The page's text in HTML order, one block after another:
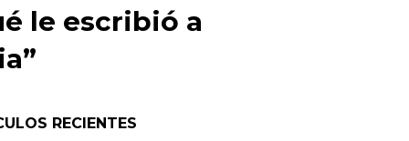
le escribió a
RECIENTES